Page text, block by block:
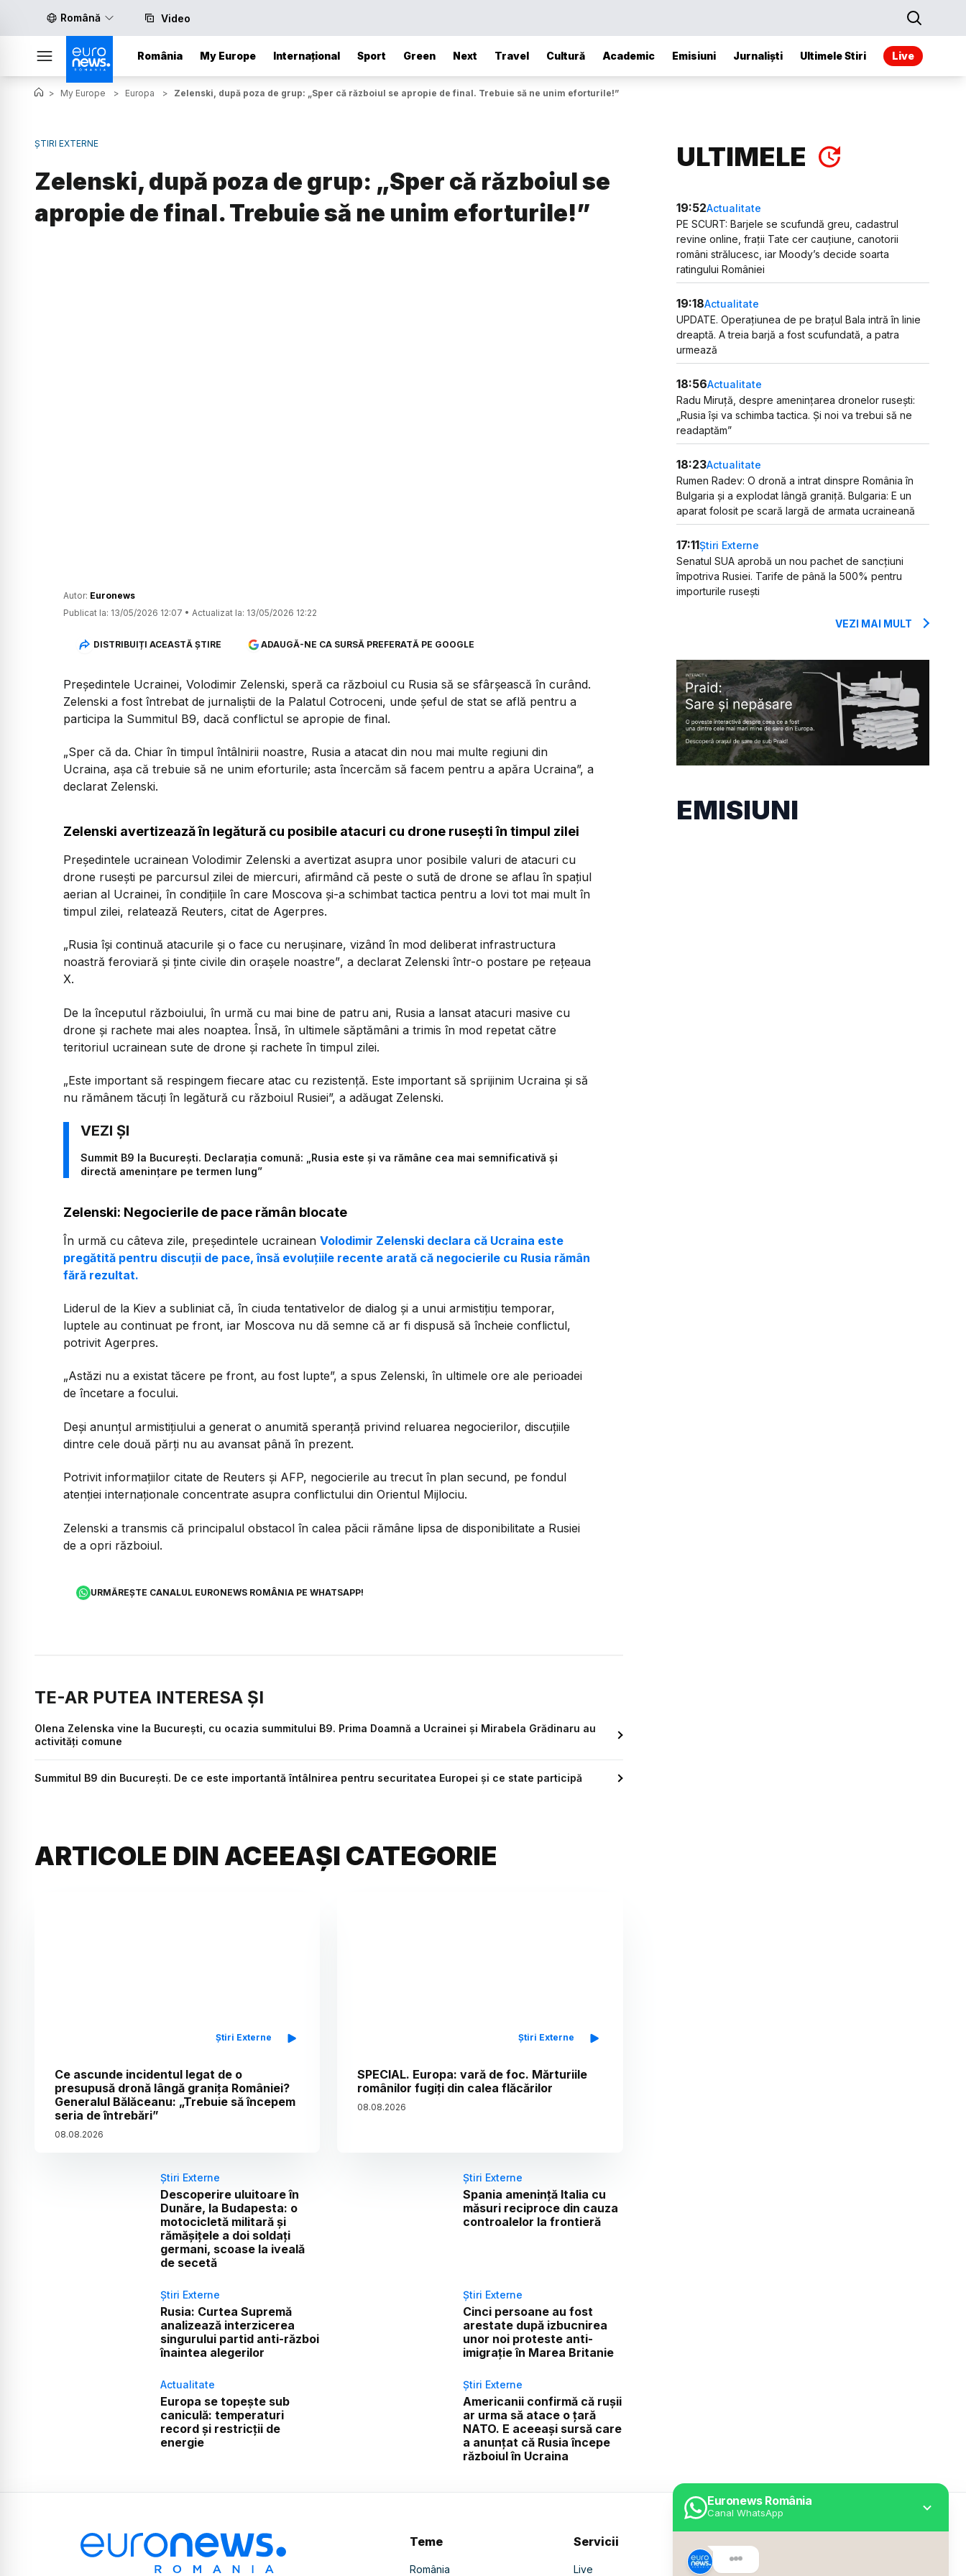
Română Video
România My Europe Internațional Sport Green Next Travel Cultură Academic Emisiuni Jurnaliști Ultimele Stiri Live
Euronews România
Canal WhatsApp
> My Europe > Europa > Zelenski, după poza de grup: „Sper că războiul se apropie de final. Trebuie să ne unim eforturile!”
ȘTIRI EXTERNE
Zelenski, după poza de grup: „Sper că războiul se
apropie de final. Trebuie să ne unim eforturile!”
Autor: Euronews
Publicat la: 13/05/2026 12:07 • Actualizat la: 13/05/2026 12:22
DISTRIBUIȚI ACEASTĂ ȘTIRE ADAUGĂ-NE CA SURSĂ PREFERATĂ PE GOOGLE
Președintele Ucrainei, Volodimir Zelenski, speră ca războiul cu Rusia să se sfârșească în curând.
Zelenski a fost întrebat de jurnaliștii de la Palatul Cotroceni, unde șeful de stat se află pentru a
participa la Summitul B9, dacă conflictul se apropie de final.
„Sper că da. Chiar în timpul întâlnirii noastre, Rusia a atacat din nou mai multe regiuni din
Ucraina, așa că trebuie să ne unim eforturile; asta încercăm să facem pentru a apăra Ucraina”, a
declarat Zelenski.
Zelenski avertizează în legătură cu posibile atacuri cu drone rusești în timpul zilei
Președintele ucrainean Volodimir Zelenski a avertizat asupra unor posibile valuri de atacuri cu
drone rusești pe parcursul zilei de miercuri, afirmând că peste o sută de drone se aflau în spațiul
aerian al Ucrainei, în condițiile în care Moscova și-a schimbat tactica pentru a lovi tot mai mult în
timpul zilei, relatează Reuters, citat de Agerpres.
„Rusia își continuă atacurile și o face cu nerușinare, vizând în mod deliberat infrastructura
noastră feroviară și ținte civile din orașele noastre”, a declarat Zelenski într-o postare pe rețeaua
X.
De la începutul războiului, în urmă cu mai bine de patru ani, Rusia a lansat atacuri masive cu
drone și rachete mai ales noaptea. Însă, în ultimele săptămâni a trimis în mod repetat către
teritoriul ucrainean sute de drone și rachete în timpul zilei.
„Este important să respingem fiecare atac cu rezistență. Este important să sprijinim Ucraina și să
nu rămânem tăcuți în legătură cu războiul Rusiei”, a adăugat Zelenski.
Summit B9 la București. Declarația comună: „Rusia este şi va rămâne cea mai semnificativă şi
directă ameninţare pe termen lung”
Zelenski: Negocierile de pace rămân blocate
În urmă cu câteva zile, președintele ucrainean Volodimir Zelenski declara că Ucraina este
pregătită pentru discuții de pace, însă evoluțiile recente arată că negocierile cu Rusia rămân
fără rezultat.
Liderul de la Kiev a subliniat că, în ciuda tentativelor de dialog și a unui armistițiu temporar,
luptele au continuat pe front, iar Moscova nu dă semne că ar fi dispusă să încheie conflictul,
potrivit Agerpres.
„Astăzi nu a existat tăcere pe front, au fost lupte”, a spus Zelenski, în ultimele ore ale perioadei
de încetare a focului.
Deși anunțul armistițiului a generat o anumită speranță privind reluarea negocierilor, discuțiile
dintre cele două părți nu au avansat până în prezent.
Potrivit informațiilor citate de Reuters și AFP, negocierile au trecut în plan secund, pe fondul
atenției internaționale concentrate asupra conflictului din Orientul Mijlociu.
Zelenski a transmis că principalul obstacol în calea păcii rămâne lipsa de disponibilitate a Rusiei
de a opri războiul.
URMĂREȘTE CANALUL EURONEWS ROMÂNIA PE WHATSAPP!
TE-AR PUTEA INTERESA ȘI
Olena Zelenska vine la București, cu ocazia summitului B9. Prima Doamnă a Ucrainei și Mirabela Grădinaru au
activități comune
Summitul B9 din București. De ce este importantă întâlnirea pentru securitatea Europei și ce state participă
ARTICOLE DIN ACEEAȘI CATEGORIE
Știri Externe
Ce ascunde incidentul legat de o
presupusă dronă lângă granița României?
Generalul Bălăceanu: „Trebuie să începem
seria de întrebări”
08.08.2026
Știri Externe
SPECIAL. Europa: vară de foc. Mărturiile
românilor fugiți din calea flăcărilor
08.08.2026
Știri Externe
Descoperire uluitoare în
Dunăre, la Budapesta: o
motocicletă militară și
rămășițele a doi soldați
germani, scoase la iveală
de secetă
Știri Externe
Spania amenință Italia cu
măsuri reciproce din cauza
controalelor la frontieră
Știri Externe
Rusia: Curtea Supremă
analizează interzicerea
singurului partid anti-război
înaintea alegerilor
Știri Externe
Cinci persoane au fost
arestate după izbucnirea
unor noi proteste anti-
imigrație în Marea Britanie
Actualitate
Europa se topește sub
caniculă: temperaturi
record și restricții de
energie
Știri Externe
Americanii confirmă că rușii
ar urma să atace o țară
NATO. E aceeași sursă care
a anunțat că Rusia începe
războiul în Ucraina
ULTIMELE
19:52Actualitate
PE SCURT: Barjele se scufundă greu, cadastrul
revine online, frații Tate cer cauțiune, canotorii
români strălucesc, iar Moody’s decide soarta
ratingului României
19:18Actualitate
UPDATE. Operațiunea de pe brațul Bala intră în linie
dreaptă. A treia barjă a fost scufundată, a patra
urmează
18:56Actualitate
Radu Miruță, despre amenințarea dronelor rusești:
„Rusia își va schimba tactica. Și noi va trebui să ne
readaptăm”
18:23Actualitate
Rumen Radev: O dronă a intrat dinspre România în
Bulgaria și a explodat lângă graniță. Bulgaria: E un
aparat folosit pe scară largă de armata ucraineană
17:11Știri Externe
Senatul SUA aprobă un nou pachet de sancțiuni
împotriva Rusiei. Tarife de până la 500% pentru
importurile rusești
VEZI MAI MULT
EMISIUNI
Teme
România
Servicii
Live Despre Euronews